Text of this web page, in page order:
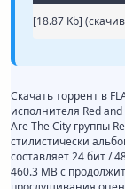
[18.87 Kb]
Скачать торрент в
исполнителя Red
Are The City группы
стилистически
составляет 24 бит /
460.3 MB с